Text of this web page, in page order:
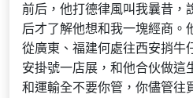
前后，他打德律風叫我曩昔，
后才了解他想和我一塊經商。
從廣東、福建何處往西安捎牛
安掛號一店展，和他合伙做這
和運輸全不要你管，你儘管往